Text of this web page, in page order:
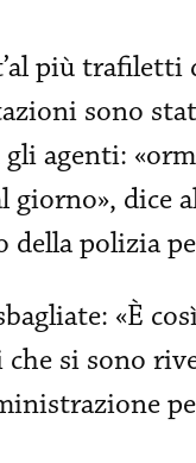
più trafiletti
sono
agenti:
dice
della polizia
«È
si sono